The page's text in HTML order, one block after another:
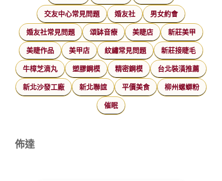
交友中心常見問題 婚友社 男女約會
婚友社常見問題 頌缽音療 美睫店 新莊美甲
美睫作品 美甲店 紋繡常見問題 新莊接睫毛
牛樟芝滴丸 塑膠鋼模 精密鋼模 台北裝潢推薦
新北沙發工廠 新北聯誼 平價美食 柳州螺螄粉
催眠
佈達